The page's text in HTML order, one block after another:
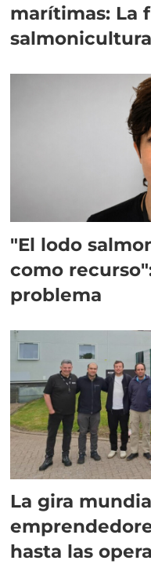
marítimas: La
"El lodo
como
problema
La gira
hasta las